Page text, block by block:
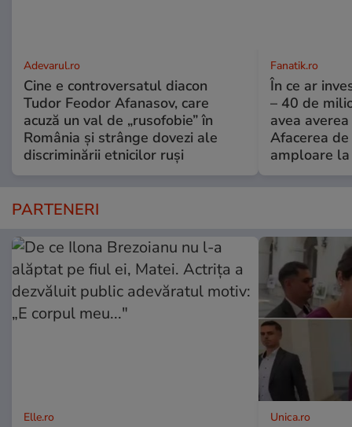
Adevarul.ro
Cine e controversatul diacon
Tudor Feodor Afanasov, care
acuză un val de „rusofobie” în
România și strânge dovezi ale
discriminării etnicilor ruși
Fanatik.ro
În ce ar
– 40 de
avea
Afacerea
amploare
PARTENERI
Elle.ro Unica.ro